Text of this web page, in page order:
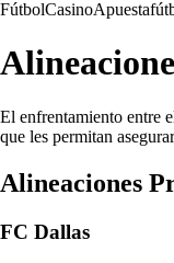
FútbolCasinoApuesta
El enfrentamiento entre
que les permitan
Alineaciones
FC Dallas